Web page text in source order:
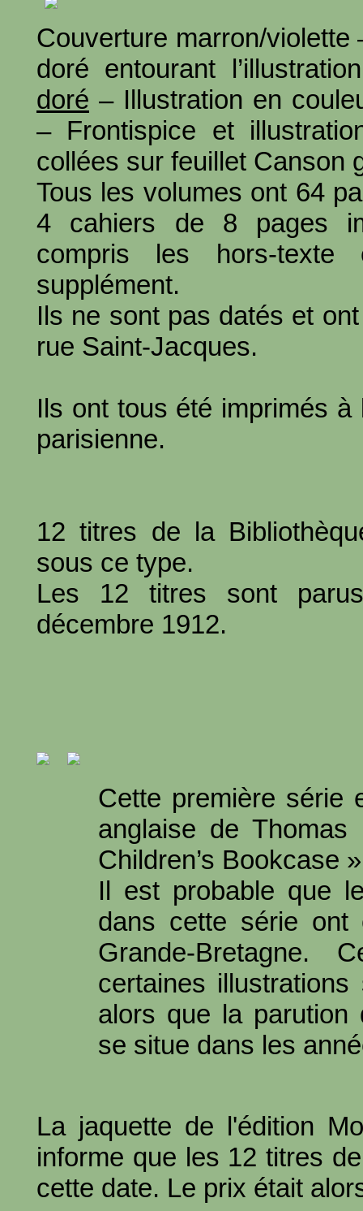
Couverture marron/
doré entourant
doré – Illustration en
– Frontispice et
collées sur feuillet Canson
Tous les volumes ont 64
4 cahiers de 8 pages
compris les hors-
supplément.
Ils ne sont pas datés et
rue Saint-Jacques.
Ils ont tous été imprimés à
parisienne.
12 titres de la
sous ce type.
Les 12 titres sont
décembre 1912.
Cette première série
anglaise de
Children’s Bookcase
Il est probable que
dans cette série ont
Grande-Bretagne.
certaines
alors que la
se situe dans les
La jaquette de l'édition
informe que les 12 titres
cette date. Le prix était